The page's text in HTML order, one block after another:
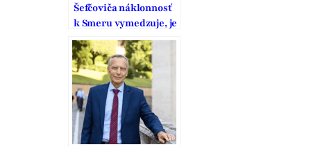
Šefčoviča náklonnosť
k Smeru vymedzuje, je
to pritom strana
vodcovského typu